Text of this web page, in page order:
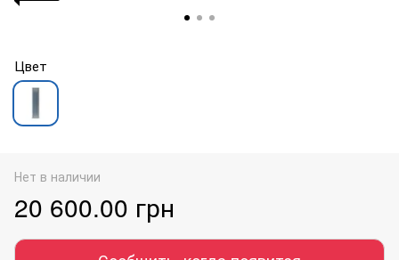
Цвет
Нет в наличии
20 600.00 грн